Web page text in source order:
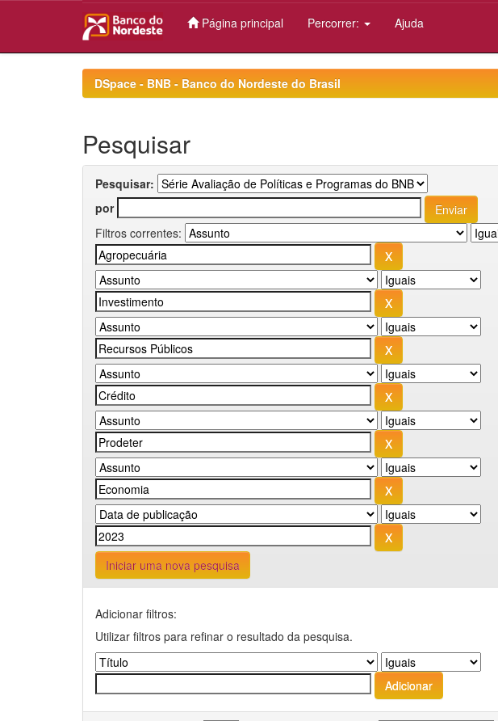
Página principal Percorrer: Ajuda
DSpace - BNB - Banco do Nordeste do Brasil
Pesquisar
Pesquisar:
por
Filtros correntes:
Iniciar uma nova pesquisa
Adicionar filtros:
Utilizar filtros para refinar o resultado da pesquisa.